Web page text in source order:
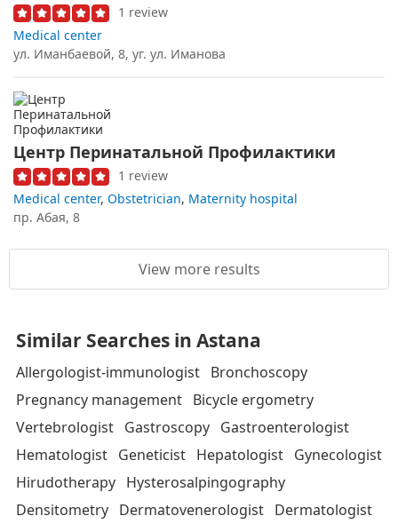
1 review
Medical center
ул. Иманбаевой, 8, уг. ул. Иманова
Центр Перинатальной Профилактики
1 review
Medical center, Obstetrician, Maternity hospital
пр. Абая, 8
View more results
Similar Searches in Astana
Allergologist-immunologist Bronchoscopy
Pregnancy management Bicycle ergometry
Vertebrologist Gastroscopy Gastroenterologist
Hematologist Geneticist Hepatologist Gynecologist
Hirudotherapy Hysterosalpingography
Densitometry Dermatovenerologist Dermatologist